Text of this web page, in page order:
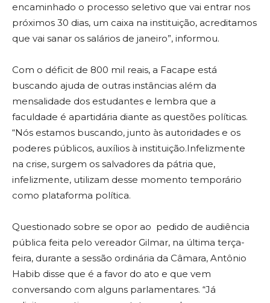
encaminhado o processo seletivo que vai entrar nos
próximos 30 dias, um caixa na instituição, acreditamos
que vai sanar os salários de janeiro”, informou.
Com o déficit de 800 mil reais, a Facape está
buscando ajuda de outras instâncias além da
mensalidade dos estudantes e lembra que a
faculdade é apartidária diante as questões políticas.
“Nós estamos buscando, junto às autoridades e os
poderes públicos, auxílios à instituição.Infelizmente
na crise, surgem os salvadores da pátria que,
infelizmente, utilizam desse momento temporário
como plataforma política.
Questionado sobre se opor ao pedido de audiência
pública feita pelo vereador Gilmar, na última terça-
feira, durante a sessão ordinária da Câmara, Antônio
Habib disse que é a favor do ato e que vem
conversando com alguns parlamentares. “Já